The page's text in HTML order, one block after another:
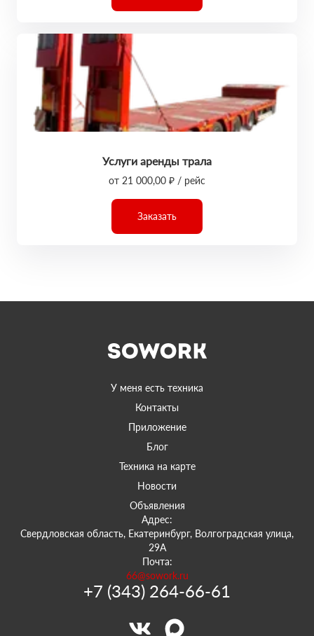
Услуги аренды трала
от 21 000,00 ₽ / рейс
Заказать
У меня есть техника
Контакты
Приложение
Блог
Техника на карте
Новости
Объявления
Адрес:
Свердловская область, Екатеринбург, Волгоградская улица,
29А
Почта:
66@sowork.ru
+7 (343) 264-66-61